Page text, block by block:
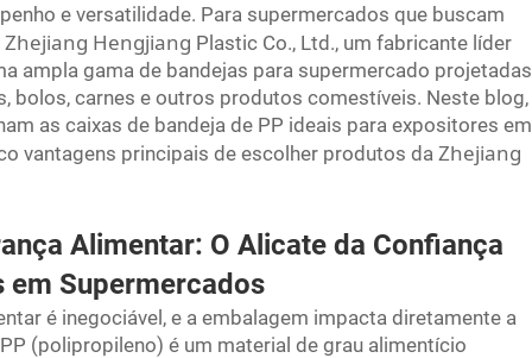
e versatilidade. Para supermercados que buscam
Zhejiang Hengjiang Plastic Co., Ltd., um fabricante líder
ampla gama de bandejas para supermercado projetadas
bolos, carnes e outros produtos comestíveis. Neste blog,
as caixas de bandeja de PP ideais para expositores em
vantagens principais de escolher produtos da Zhejiang
Alimentar: O Alicate da Confiança
em Supermercados
é inegociável, e a embalagem impacta diretamente a
(polipropileno) é um material de grau alimentício